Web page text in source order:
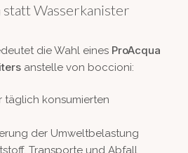
Wasserkanister
die Wahl eines ProAcqua
anstelle von boccioni:
täglich konsumierten
der Umweltbelastung
Transporte und Abfall